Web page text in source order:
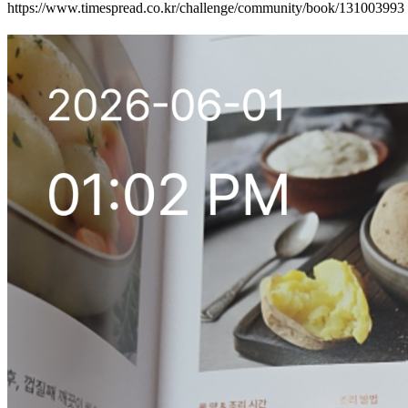
https://www.timespread.co.kr/challenge/community/book/131003993